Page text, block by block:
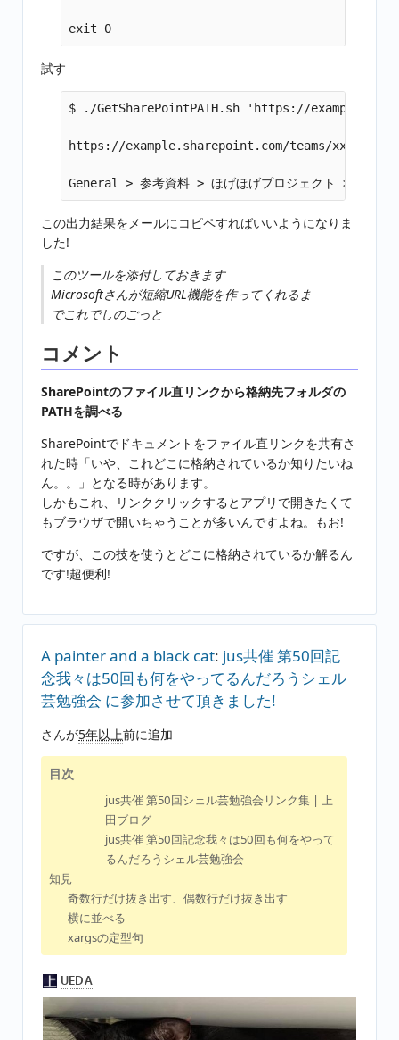
試す
$ ./GetSharePointPATH.sh 'https://example.sharepoint.com/
https://example.sharepoint.com/teams/xxxxxxxxxx/
この出力結果をメールにコピペすればいいようになりま
した!
このツールを添付しておきます
Microsoftさんが短縮URL機能を作ってくれるま
でこれでしのごっと
コメント
SharePointのファイル直リンクから格納先フォルダの
PATHを調べる
SharePointでドキュメントをファイル直リンクを共有さ
れた時「いや、これどこに格納されているか知りたいね
ん。。」となる時があります。
しかもこれ、リンククリックするとアプリで開きたくて
もブラウザで開いちゃうことが多いんですよね。もお!
ですが、この技を使うとどこに格納されているか解るん
です!超便利!
A painter and a black cat: jus共催 第50回記
念我々は50回も何をやってるんだろうシェル
芸勉強会 に参加させて頂きました!
さんが5年以上前に追加
目次
jus共催 第50回シェル芸勉強会リンク集 | 上
田ブログ
jus共催 第50回記念我々は50回も何をやって
るんだろうシェル芸勉強会
知見
奇数行だけ抜き出す、偶数行だけ抜き出す
横に並べる
xargsの定型句